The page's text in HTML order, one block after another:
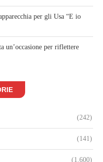
per gli Usa “E io
un’occasione per riflettere
(242)
(141)
(1.600)